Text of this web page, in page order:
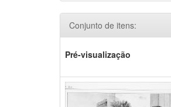
Conjunto de itens:
Pré-visualização